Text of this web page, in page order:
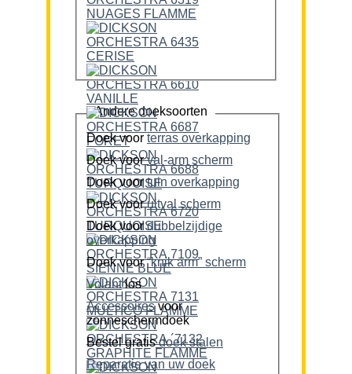
Andere doeksoorten
Doek voor terras overkapping
Doek voor
val-arm scherm
Doek voor
tuin overkapping
Doek voor
uitval scherm
Doek voordubbelzijdige
overkapping
Doek voor
“knik arm” scherm
Volantlos
Accessoiresvoor
zonneschermdoek
Bestel gratis doek stalen
Reparatie van uw doek